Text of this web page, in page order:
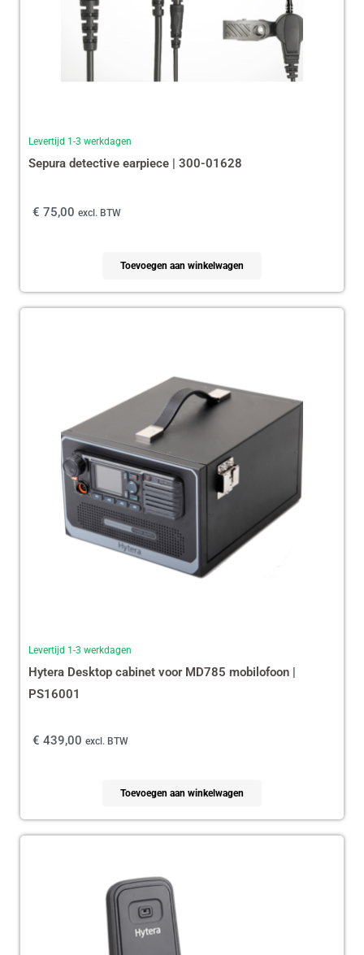
Levertijd 1-3 werkdagen
Sepura detective earpiece | 300-01628
€ 75,00 excl. BTW
Toevoegen aan winkelwagen
Levertijd 1-3 werkdagen
Hytera Desktop cabinet voor MD785 mobilofoon |
PS16001
€ 439,00 excl. BTW
Toevoegen aan winkelwagen